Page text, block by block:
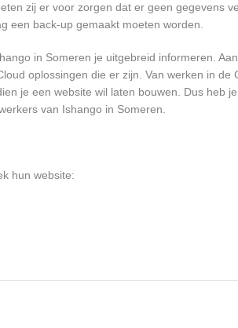
zij er voor zorgen dat er geen gegevens
een back-up gemaakt moeten worden.
in Someren je uitgebreid informeren.
oplossingen die er zijn. Van werken in de
je een website wil laten bouwen. Dus heb
van Ishango in Someren.
hun website: